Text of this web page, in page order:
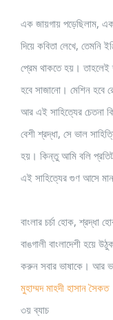
এক জায়গায় পড়েছিলাম,
দিয়ে কবিতা লেখে, তেমনি
প্রেম থাকতে হয়। তাহলেই
হবে সাজানো। মেশিন হবে
আর এই সাহিত্যের চেতনা
বেশী শ্রদ্ধা, সে ভাল
হয়। কিন্তু আমি বলি
এই সাহিত্যের গুণ আসে
বাংলার চর্চা হোক, শ্রদ্ধা
বাঙগালী বাংলাদেশী হয়ে
করুন সবার ভাষাকে। আর
মুহাম্মদ মাহদী হাসান সৈকত
৩য় ব্যাচ